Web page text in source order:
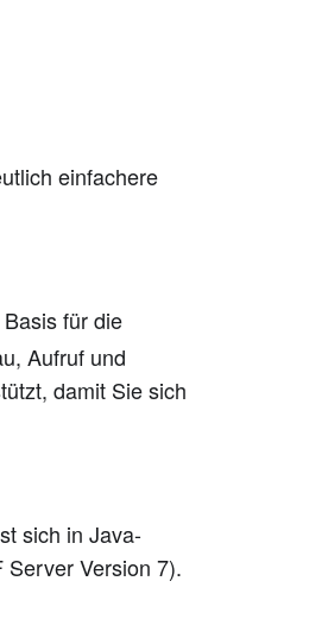
einfachere
für die
Aufruf und
damit Sie sich
sich in Java-
Version 7).